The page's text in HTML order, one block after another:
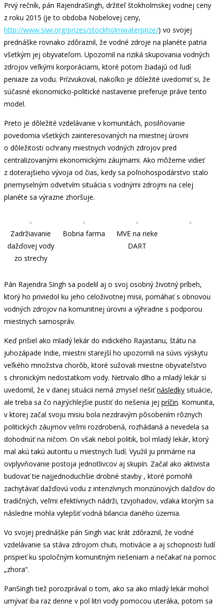
Prvý rečník, pán RajendraSingh, držiteľ štokholmskej vodnej ceny
z roku 2015 (je to obdoba Nobelovej ceny,
http://www.siwi.org/prizes/stockholmwaterprize/) vo svojej
prednáške rovnako zdôraznil, že vodné zdroje na planéte patria
všetkým jej obyvateľom. Upozornil na riziká skupovania vodných
zdrojov veľkými korporáciami, ktoré potom žiadajú od ľudí
peniaze za vodu. Prízvukoval, nakoľko je dôležité uvedomiť si, že
súčasné ekonomicko-politické nastavenie preferuje práve tento
model.
Preto je dôležité vzdelávanie v komunitách, posilňovanie
povedomia všetkých zainteresovaných na miestnej úrovni
o dôležitosti ochrany miestnych vodných zdrojov pred
centralizovanými ekonomickými záujmami. Ako môžeme vidieť
z doterajšieho vývoja od čias, kedy sa poľnohospodárstvo stalo
priemyselným odvetvím situácia s vodnými zdrojmi na celej
planéte sa výrazne zhoršuje.
Zadržiavanie
dažďovej vody
zo strechy
Bobria farma
MVE na rieke
DART
Pán Rajendra Singh sa podelil aj o svoj osobný životný príbeh,
ktorý ho priviedol ku jeho celoživotnej misii, pomáhať s obnovou
vodných zdrojov na komunitnej úrovni a výhradne s podporou
miestnych samospráv.
Keď prišiel ako mladý lekár do indického Rajastanu, štátu na
juhozápade Indie, miestni starejší ho upozornili na súvis výskytu
veľkého množstva chorôb, ktoré sužovali miestne obyvateľstvo
s chronickým nedostatkom vody. Netrvalo dlho a mladý lekár si
uvedomil, že v danej situácii nemá zmysel riešiťnásledky situácie,
ale treba sa čo najrýchlejšie pustiť do riešenia jej príčin. Komunita,
v ktorej začal svoju misiu bola nezdravým pôsobením rôznych
politických záujmov veľmi rozdrobená, rozhádaná a nevedela sa
dohodnúť na ničom. On však nebol politik, bol mladý lekár, ktorý
mal akú takú autoritu u miestnych ľudí. Využil ju primárne na
ovplyvňovanie postoja jednotlivcov aj skupín. Začal ako aktivista
budovať tie najjednoduchšie drobné stavby , ktoré pomohli
zachytávať dažďovú vodu z intenzívnych monzúnových dažďov do
tradičných, veľmi efektívnych nádrži, tzvjohadov, vďaka ktorým sa
následne mohla vylepšiť vodná bilancia daného územia.
Vo svojej prednáške pán Singh viac krát zdôraznil, že vodné
vzdelávanie sa stáva zdrojom chuti, motivácie a aj schopnosti ľudí
prispieť ku spoločným komunitným riešeniam a nečakať na pomoc
„zhora“.
PanSingh tiež porozprával o tom, ako sa ako mladý lekár mohol
umývať iba raz denne v pol litri vody pomocou uteráka, potom sa